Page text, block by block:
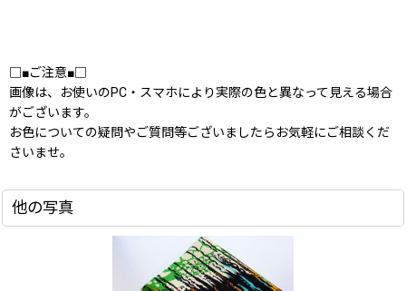
□■ご注意■□
画像は、お使いのPC・スマホにより実際の色と異なって見える場合
がございます。
お色についての疑問やご質問等ございましたらお気軽にご相談くだ
さいませ。
他の写真